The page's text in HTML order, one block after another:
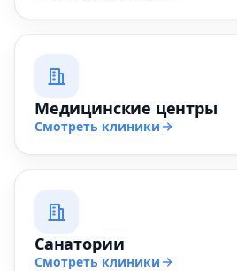
Медицинские центры
Смотреть клиники
Санатории
Смотреть клиники